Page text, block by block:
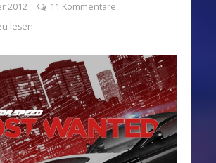
2012
11 Kommentare
lesen